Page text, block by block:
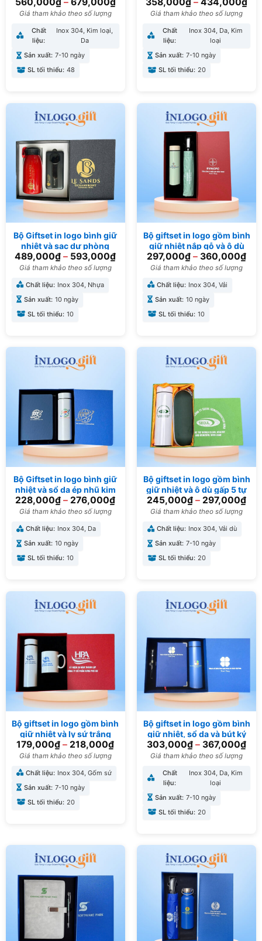
nhiệt, sổ da và bút ký BGS-
38
Giá tham khảo theo số lượng
Chất
liệu:
Inox 304, Kim loại,
Da
Sản xuất: 7-10 ngày
SL tối thiểu: 48
BGS-35
Giá tham khảo theo số lượng
Chất
liệu:
Inox 304, Da, Kim
loại
Sản xuất: 7-10 ngày
SL tối thiểu: 20
Bộ Giftset in logo bình giữ
nhiệt và sạc dự phòng
BGS-03
489,000₫ – 593,000₫
Giá tham khảo theo số lượng
Chất liệu: Inox 304, Nhựa
Sản xuất: 10 ngày
SL tối thiểu: 10
Bộ giftset in logo gồm bình
giữ nhiệt nắp gỗ và ô dù
gấp 3 tự động 1 chiều
BGS-12
297,000₫ – 360,000₫
Giá tham khảo theo số lượng
Chất liệu: Inox 304, Vải
Sản xuất: 10 ngày
SL tối thiểu: 10
Bộ Giftset in logo bình giữ
nhiệt và sổ da ép nhũ kim
BGS-02
228,000₫ – 276,000₫
Giá tham khảo theo số lượng
Chất liệu: Inox 304, Da
Sản xuất: 10 ngày
SL tối thiểu: 10
Bộ giftset in logo gồm bình
giữ nhiệt và ô dù gấp 5 tự
đẩy BGS-30
245,000₫ – 297,000₫
Giá tham khảo theo số lượng
Chất liệu: Inox 304, Vải dù
Sản xuất: 7-10 ngày
SL tối thiểu: 20
Bộ giftset in logo gồm bình
giữ nhiệt và ly sứ trắng
BGS-14
179,000₫ – 218,000₫
Giá tham khảo theo số lượng
Chất liệu: Inox 304, Gốm sứ
Sản xuất: 7-10 ngày
SL tối thiểu: 20
Bộ giftset in logo gồm bình
giữ nhiệt, sổ da và bút ký
BGS-34
303,000₫ – 367,000₫
Giá tham khảo theo số lượng
Chất
liệu:
Inox 304, Da, Kim
loại
Sản xuất: 7-10 ngày
SL tối thiểu: 20